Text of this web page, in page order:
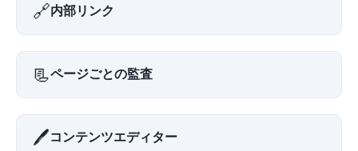
🔗内部リンク
📃ページごとの監査
🖊️コンテンツエディター